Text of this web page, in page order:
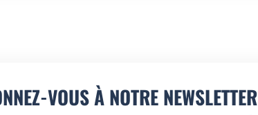
VOUS À NOTRE NEWSLETTER